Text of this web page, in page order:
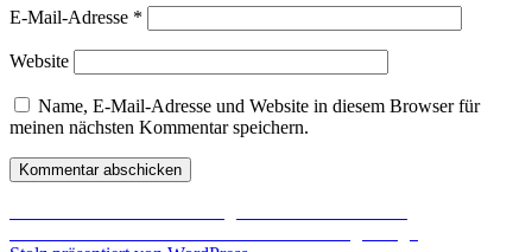
E-Mail-Adresse *
Website
Name, E-Mail-Adresse und Website in diesem Browser für
meinen nächsten Kommentar speichern.
Beitragsnavigation